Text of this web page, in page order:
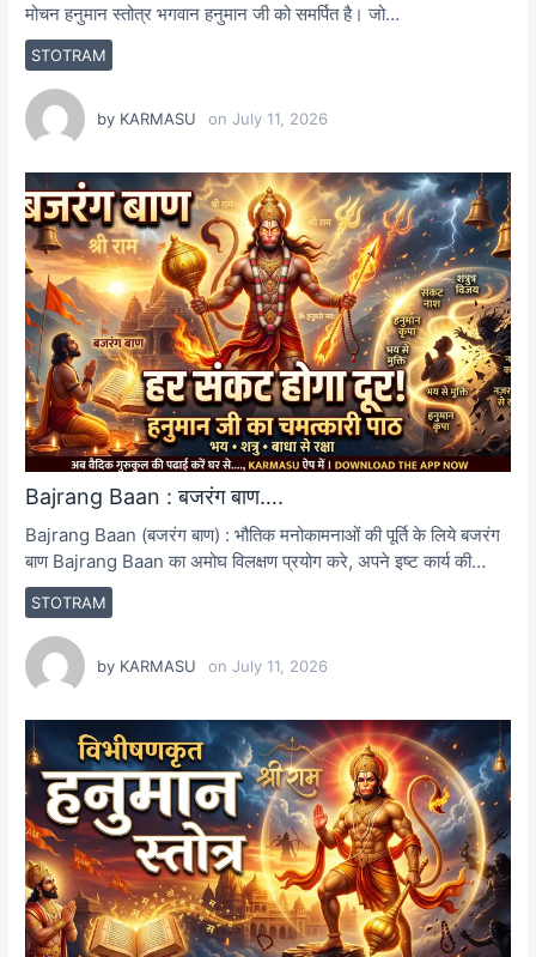
STOTRAM
मोचन हनुमान स्तोत्र भगवान हनुमान जी को समर्पित है। जो…
by KARMASU onJuly 11, 2026
Bajrang Baan : बजरंग बाण….
STOTRAM
Bajrang Baan (बजरंग बाण) : भौतिक मनोकामनाओं की पूर्ति के लिये बजरंग
बाण Bajrang Baan का अमोघ विलक्षण प्रयोग करे, अपने इष्ट कार्य की…
by KARMASU onJuly 11, 2026